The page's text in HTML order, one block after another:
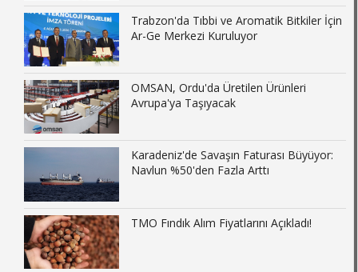
Trabzon'da Tıbbi ve Aromatik Bitkiler İçin
Ar-Ge Merkezi Kuruluyor
OMSAN, Ordu'da Üretilen Ürünleri
Avrupa'ya Taşıyacak
Karadeniz'de Savaşın Faturası Büyüyor:
Navlun %50'den Fazla Arttı
TMO Fındık Alım Fiyatlarını Açıkladı!